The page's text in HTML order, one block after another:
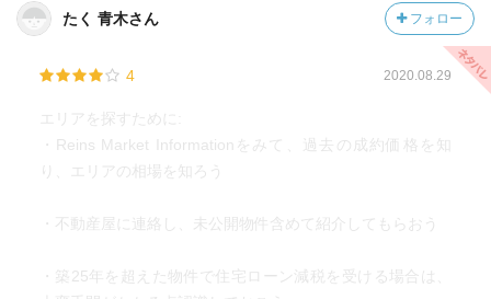
たく 青木さん フォロー
4 2020.08.29
エリアを探すために:
・Reins Market Informationをみて、過去の成約価格を知
り、エリアの相場を知ろう
・不動産屋に連絡し、未公開物件含めて紹介してもらおう
・築25年を超えた物件で住宅ローン減税を受ける場合は、